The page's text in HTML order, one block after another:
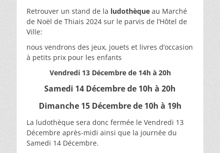
Retrouver un stand de la ludothèque au Marché
de Noël de Thiais 2024 sur le parvis de l’Hôtel de
Ville:
nous vendrons des jeux, jouets et livres d’occasion
à petits prix pour les enfants
Vendredi 13 Décembre de 14h à 20h
Samedi 14 Décembre de 10h à 20h
Dimanche 15 Décembre de 10h à 19h
La ludothèque sera donc fermée le Vendredi 13
Décembre après-midi ainsi que la journée du
Samedi 14 Décembre.